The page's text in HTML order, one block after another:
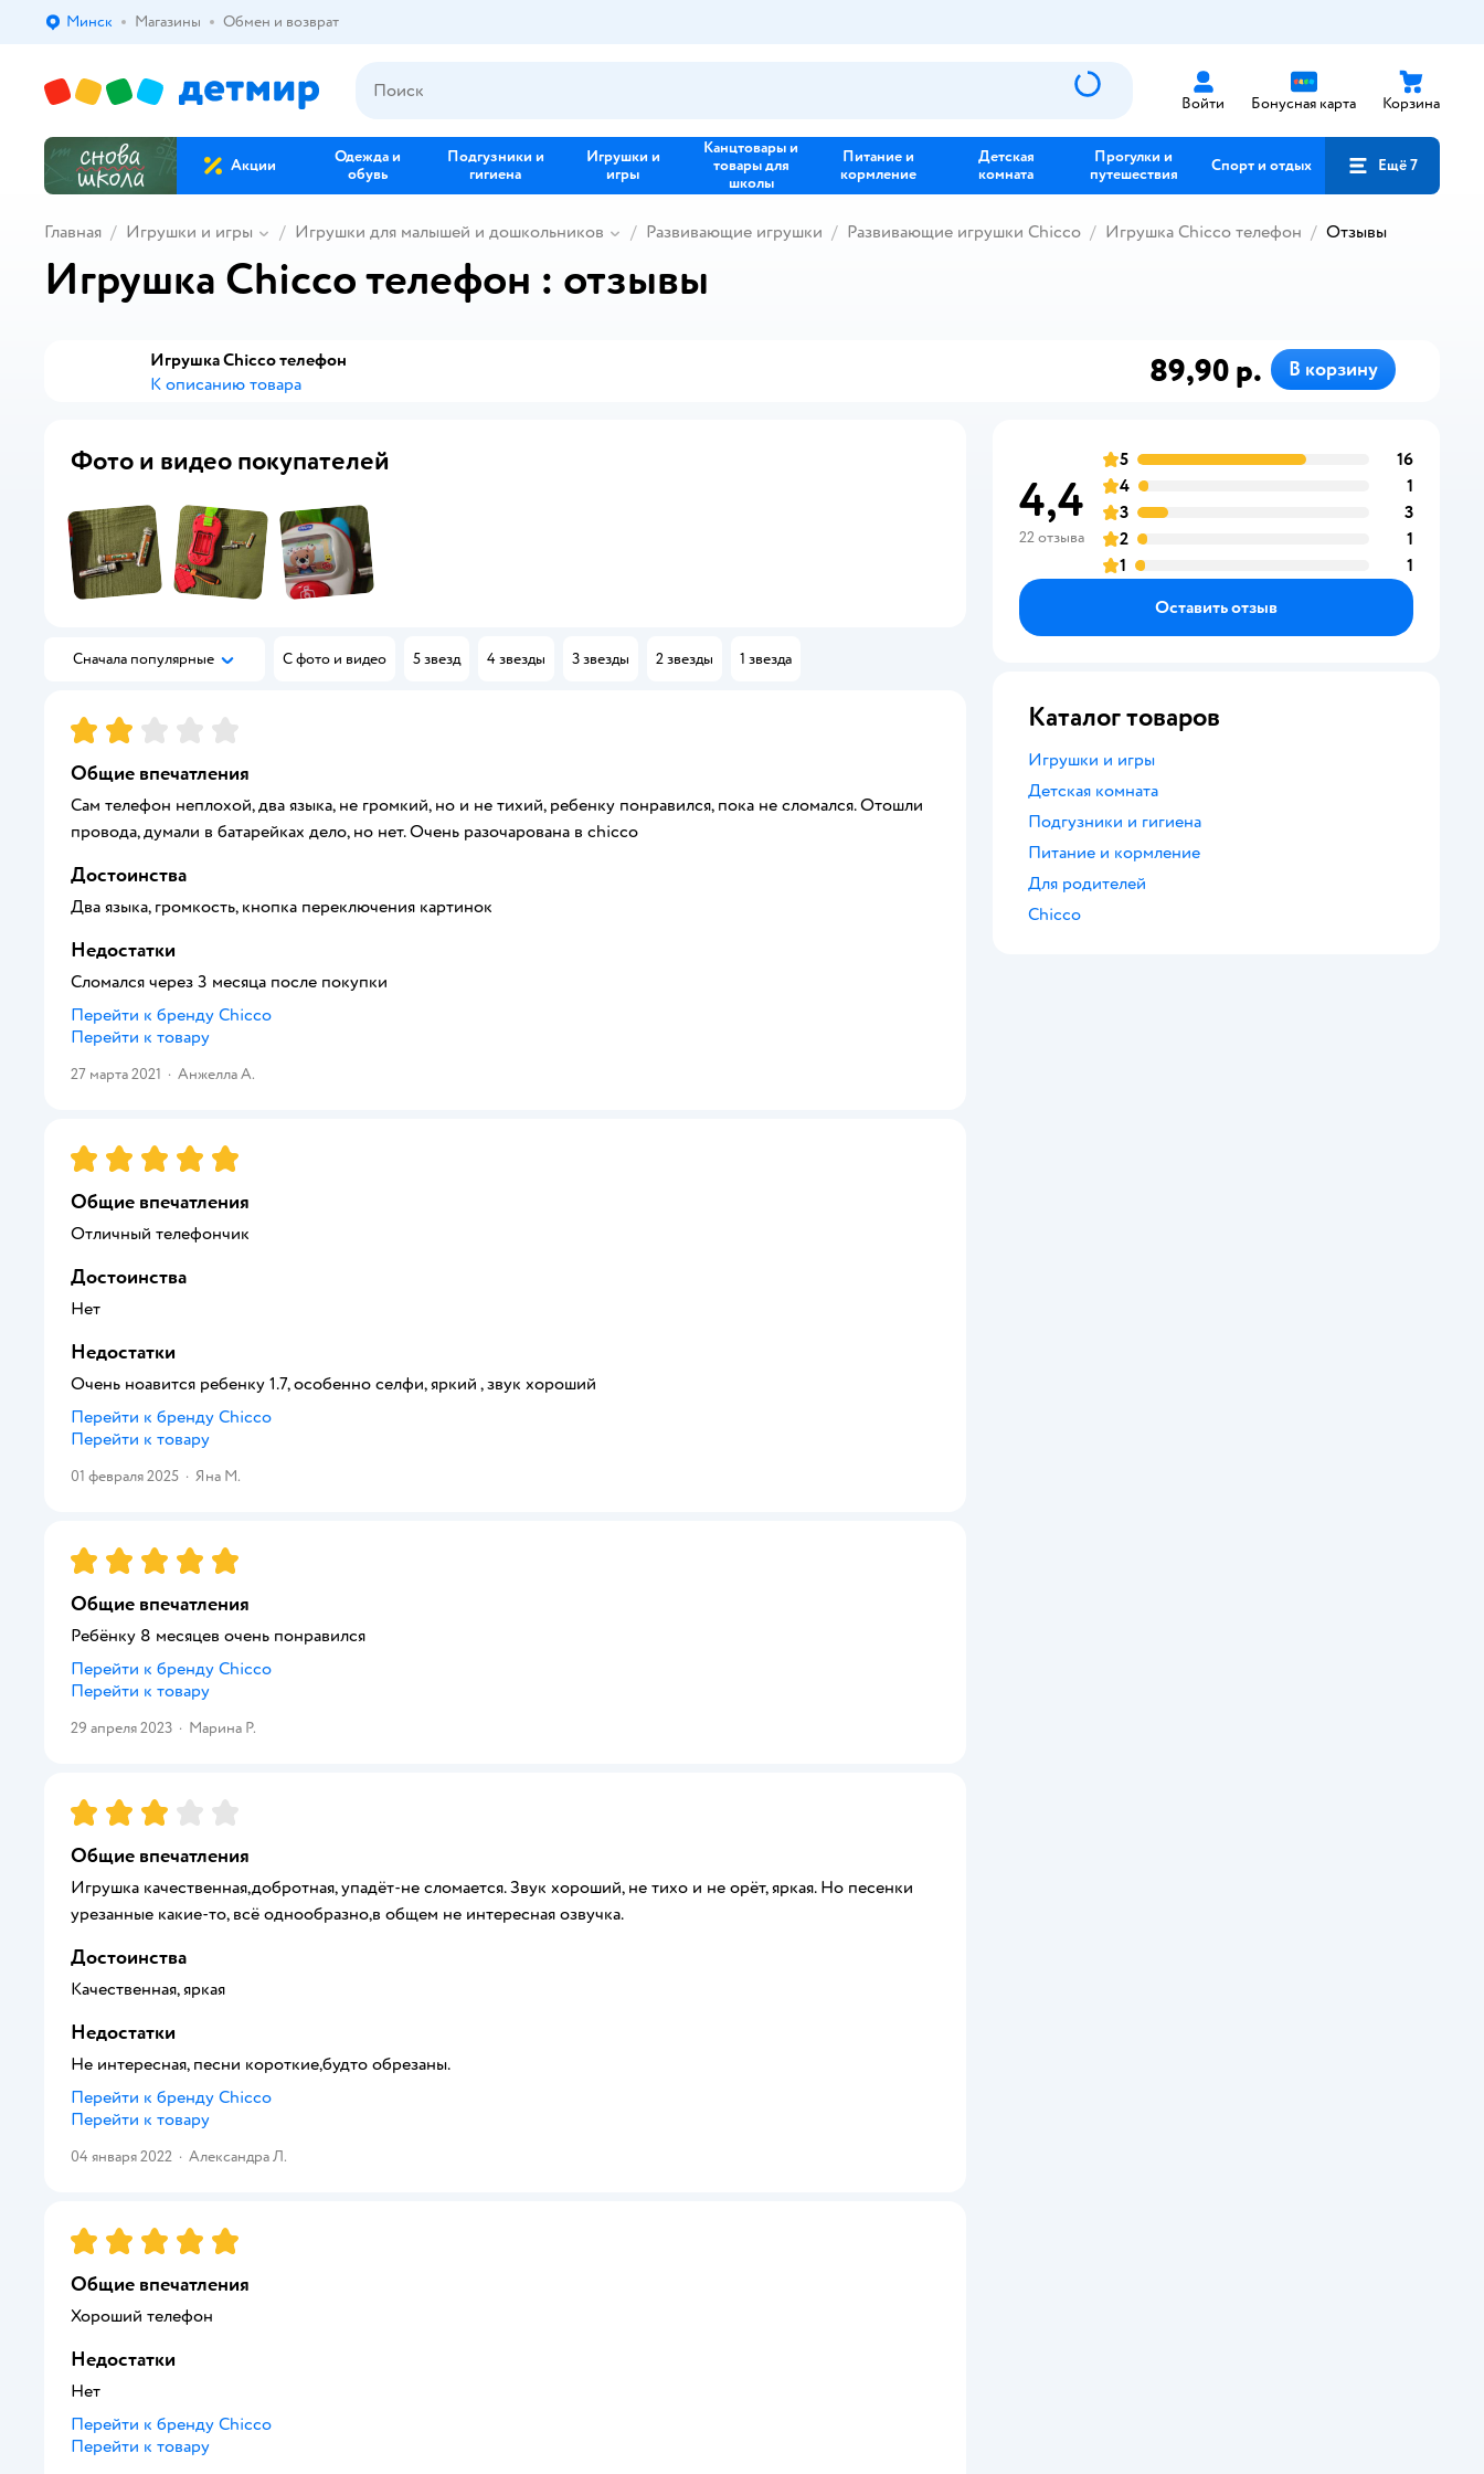
Выбор адреса доставки.
Минск Магазины Обмен и возврат
Войти Бонусная карта Корзина
Акции
Одежда и
обувь
Подгузники и
гигиена
Игрушки и
игры
Канцтовары и
товары для
школы
Питание и
кормление
Детская
комната
Прогулки и
путешествия
Спорт и отдых Ещё 7
Главная Игрушки и игры Игрушки для малышей и дошкольников Развивающие игрушки Развивающие игрушки Chicco Игрушка Chicco телефон Отзывы
Игрушка Chicco телефон : отзывы
Игрушка Chicco телефон
К описанию товара
89,90 р. В корзину
Фото и видео покупателей
Сначала популярные С фото и видео 5 звезд 4 звезды 3 звезды 2 звезды 1 звезда
Рейтинг:2
Общие впечатления
Сам телефон неплохой, два языка, не громкий, но и не тихий, ребенку понравился, пока не сломался. Отошли
провода, думали в батарейках дело, но нет. Очень разочарована в chicco
Достоинства
Два языка, громкость, кнопка переключения картинок
Недостатки
Сломался через 3 месяца после покупки
Перейти к бренду Chicco
Перейти к товару
27 марта 2021 · Анжелла А.
Рейтинг:5
Общие впечатления
Отличный телефончик
Достоинства
Нет
Недостатки
Очень ноавится ребенку 1.7, особенно селфи, яркий , звук хороший
Перейти к бренду Chicco
Перейти к товару
01 февраля 2025 · Яна М.
Рейтинг:5
Общие впечатления
Ребёнку 8 месяцев очень понравился
Перейти к бренду Chicco
Перейти к товару
29 апреля 2023 · Марина Р.
Рейтинг:3
Общие впечатления
Игрушка качественная,добротная, упадёт-не сломается. Звук хороший, не тихо и не орёт, яркая. Но песенки
урезанные какие-то, всё однообразно,в общем не интересная озвучка.
Достоинства
Качественная, яркая
Недостатки
Не интересная, песни короткие,будто обрезаны.
Перейти к бренду Chicco
Перейти к товару
04 января 2022 · Александра Л.
Рейтинг:5
Общие впечатления
Хороший телефон
Недостатки
Нет
Перейти к бренду Chicco
Перейти к товару
4,4
22 отзыва
оценка
5 16отзыва
оценка
4 1
оценка
3 3отзыва
оценка
2 1
оценка
1 1
Оставить отзыв
Каталог товаров
Игрушки и игры
Детская комната
Подгузники и гигиена
Питание и кормление
Для родителей
Chicco